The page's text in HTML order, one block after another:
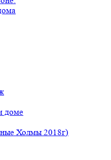
доме
Холмы 2018г)